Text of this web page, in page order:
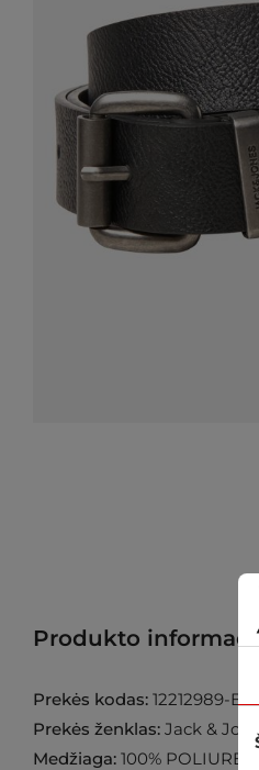
Produkto
Prekės kodas: 12212989-
Prekės ženklas: Jack &
Medžiaga: 100%